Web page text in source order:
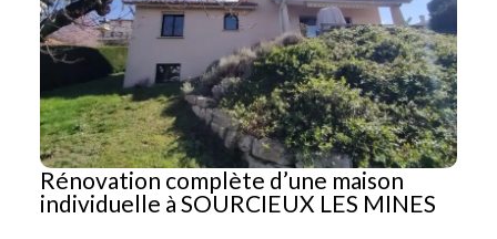
Rénovation complète d’une maison
individuelle à SOURCIEUX LES MINES